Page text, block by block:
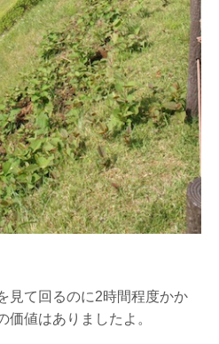
見て回るのに2時間程度かか
価値はありましたよ。